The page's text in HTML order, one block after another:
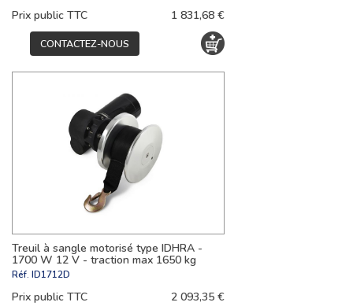
Prix public TTC 1 831,68 €
CONTACTEZ-NOUS
Treuil à sangle motorisé type IDHRA -
1700 W 12 V - traction max 1650 kg
Réf. ID1712D
Prix public TTC 2 093,35 €